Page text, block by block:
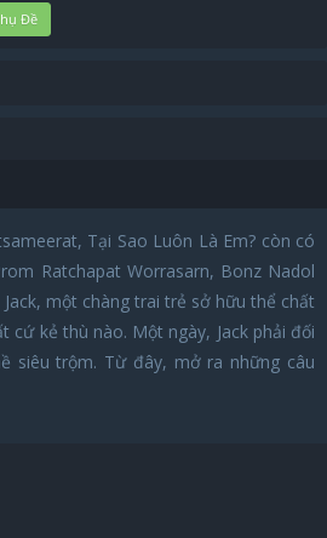
Đề
Tại Sao Luôn Là Em? còn có
Ratchapat Worrasarn, Bonz Nadol
một chàng trai trẻ sở hữu thể chất
kẻ thù nào. Một ngày, Jack phải đối
siêu trộm. Từ đây, mở ra những câu